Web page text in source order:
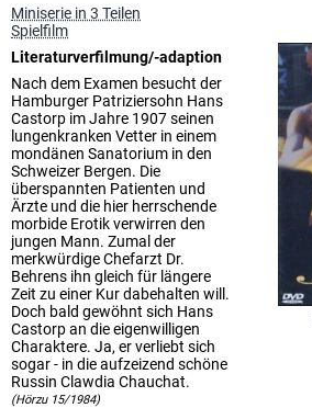
Miniserie in 3 Teilen
Spielfilm
Literaturverfilmung/-adaption
Nach dem Examen besucht der
Hamburger Patriziersohn Hans
Castorp im Jahre 1907 seinen
lungenkranken Vetter in einem
mondänen Sanatorium in den
Schweizer Bergen. Die
überspannten Patienten und
Ärzte und die hier herrschende
morbide Erotik verwirren den
jungen Mann. Zumal der
merkwürdige Chefarzt Dr.
Behrens ihn gleich für längere
Zeit zu einer Kur dabehalten will.
Doch bald gewöhnt sich Hans
Castorp an die eigenwilligen
Charaktere. Ja, er verliebt sich
sogar - in die aufzeizend schöne
Russin Clawdia Chauchat.
(Hörzu 15/1984)